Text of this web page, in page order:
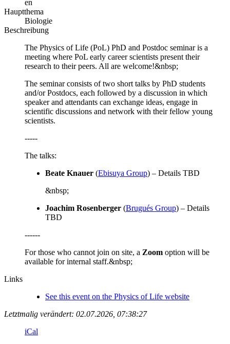
en
Hauptthema
Biologie
Beschreibung
The Physics of Life (PoL) PhD and Postdoc seminar is a
meeting where PoL early career scientists present their
research to their peers. All are welcome!&nbsp;
The seminar consists of two short talks by PhD students
and/or Postdocs, each followed by a discussion in which
speaker and attendants can exchange ideas, engage in
scientific discussions and network with their fellow young
scientists.
-----
The talks:
Beate Knauer (Ebisuya Group) – Details TBD
&nbsp;
Joachim Rosenberger (Brugués Group) – Details
TBD
------
For those who cannot join on site, a Zoom option will be
available for internal staff.&nbsp;
Links
See this event on the Physics of Life website
Letztmalig verändert: 02.07.2026, 07:38:27
iCal